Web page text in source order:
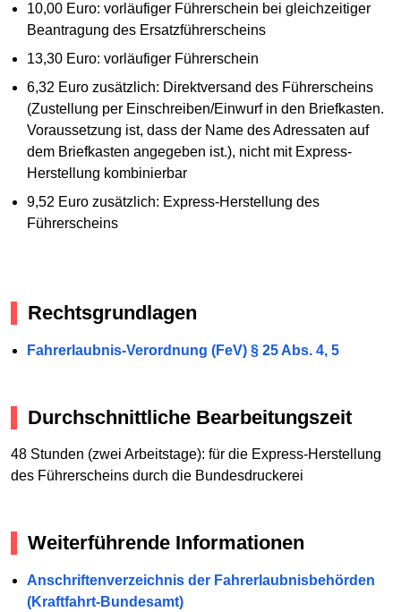
10,00 Euro: vorläufiger Führerschein bei gleichzeitiger
Beantragung des Ersatzführerscheins
13,30 Euro: vorläufiger Führerschein
6,32 Euro zusätzlich: Direktversand des Führerscheins
(Zustellung per Einschreiben/Einwurf in den Briefkasten.
Voraussetzung ist, dass der Name des Adressaten auf
dem Briefkasten angegeben ist.), nicht mit Express-
Herstellung kombinierbar
9,52 Euro zusätzlich: Express-Herstellung des
Führerscheins
Rechtsgrundlagen
Fahrerlaubnis-Verordnung (FeV) § 25 Abs. 4, 5
Durchschnittliche Bearbeitungszeit
48 Stunden (zwei Arbeitstage): für die Express-Herstellung
des Führerscheins durch die Bundesdruckerei
Weiterführende Informationen
Anschriftenverzeichnis der Fahrerlaubnisbehörden
(Kraftfahrt-Bundesamt)